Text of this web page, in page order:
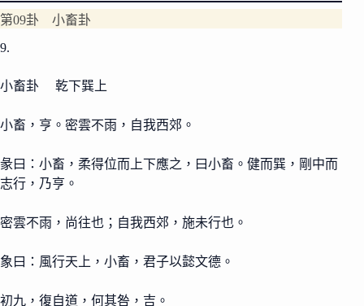
第09卦 小畜卦
9.
小畜卦 乾下巽上
小畜，亨。密雲不雨，自我西郊。
彖曰：小畜，柔得位而上下應之，曰小畜。健而巽，剛中而
志行，乃亨。
密雲不雨，尚往也；自我西郊，施未行也。
象曰：風行天上，小畜，君子以懿文德。
初九，復自道，何其咎，吉。